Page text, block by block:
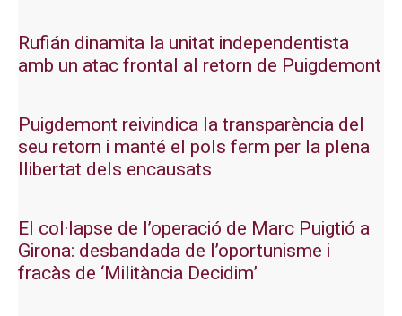
Rufián dinamita la unitat independentista
amb un atac frontal al retorn de Puigdemont
Puigdemont reivindica la transparència del
seu retorn i manté el pols ferm per la plena
llibertat dels encausats
El col·lapse de l’operació de Marc Puigtió a
Girona: desbandada de l’oportunisme i
fracàs de ‘Militància Decidim’